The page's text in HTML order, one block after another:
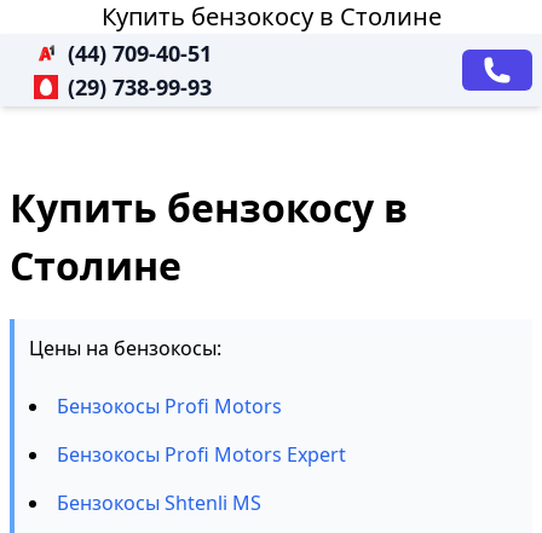
Купить бензокосу в Столине
(44) 709-40-51
(29) 738-99-93
Купить бензокосу в
Столине
Цены на бензокосы:
Бензокосы Profi Motors
Бензокосы Profi Motors Expert
Бензокосы Shtenli MS